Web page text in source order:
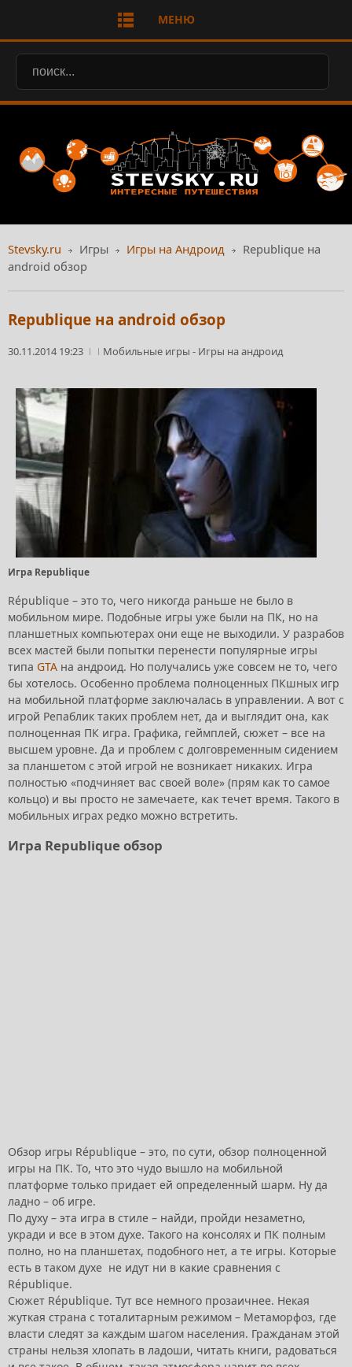
МЕНЮ
Stevsky.ru Игры Игры на Андроид
Republique на
android обзор
Republique на android обзор
30.11.2014 19:23 Мобильные игры - Игры на андроид
Игра Republique
République – это то, чего никогда раньше не было в
мобильном мире. Подобные игры уже были на ПК, но на
планшетных компьютерах они еще не выходили. У разрабов
всех мастей были попытки перенести популярные игры
типа GTA на андроид. Но получались уже совсем не то, чего
бы хотелось. Особенно проблема полноценных ПКшных игр
на мобильной платформе заключалась в управлении. А вот с
игрой Репаблик таких проблем нет, да и выглядит она, как
полноценная ПК игра. Графика, геймплей, сюжет – все на
высшем уровне. Да и проблем с долговременным сидением
за планшетом с этой игрой не возникает никаких. Игра
полностью «подчиняет вас своей воле» (прям как то самое
кольцо) и вы просто не замечаете, как течет время. Такого в
мобильных играх редко можно встретить.
Игра Republique обзор
Обзор игры République – это, по сути, обзор полноценной
игры на ПК. То, что это чудо вышло на мобильной
платформе только придает ей определенный шарм. Ну да
ладно – об игре.
По духу – эта игра в стиле – найди, пройди незаметно,
укради и все в этом духе. Такого на консолях и ПК полным
полно, но на планшетах, подобного нет, а те игры. Которые
есть в таком духе не идут ни в какие сравнения с
République.
Сюжет République. Тут все немного прозаичнее. Некая
жуткая страна с тоталитарным режимом – Метаморфоз, где
власти следят за каждым шагом населения. Гражданам этой
страны нельзя хлопать в ладоши, читать книги, радоваться